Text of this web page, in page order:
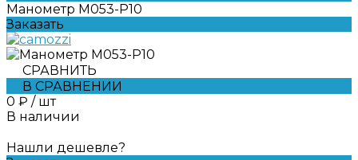
Манометр M053-P10
Заказать
СРАВНИТЬ
В СРАВНЕНИИ
0 ₽ / шт
В наличии
Нашли дешевле?